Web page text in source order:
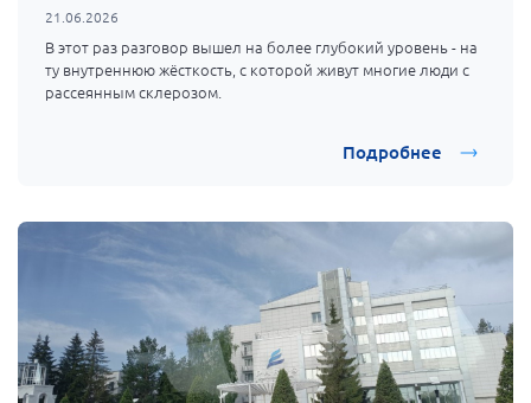
21.06.2026
В этот раз разговор вышел на более глубокий уровень - на
ту внутреннюю жёсткость, с которой живут многие люди с
рассеянным склерозом.
Подробнее